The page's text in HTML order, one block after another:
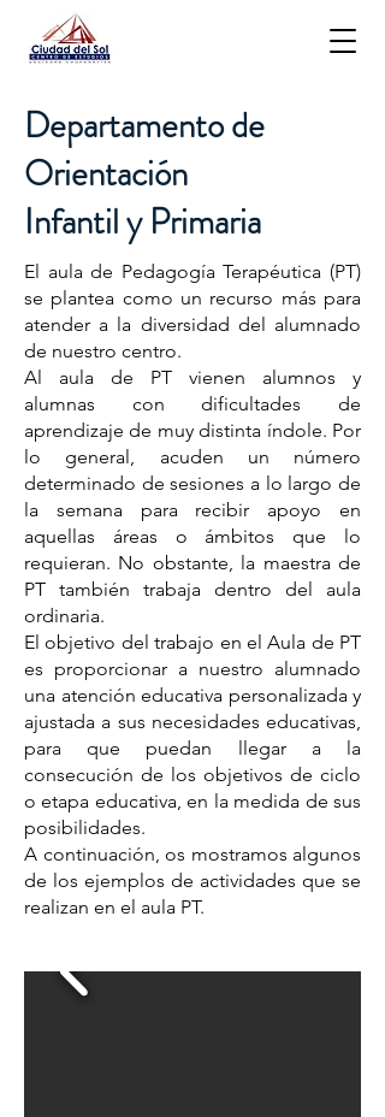
Departamento de
Orientación
Infantil y Primaria
El aula de Pedagogía Terapéutica (PT)
se plantea como un recurso más para
atender a la diversidad del alumnado
de nuestro centro.
Al aula de PT vienen alumnos y
alumnas con dificultades de
aprendizaje de muy distinta índole. Por
lo general, acuden un número
determinado de sesiones a lo largo de
la semana para recibir apoyo en
aquellas áreas o ámbitos que lo
requieran. No obstante, la maestra de
PT también trabaja dentro del aula
ordinaria.
El objetivo del trabajo en el Aula de PT
es proporcionar a nuestro alumnado
una atención educativa personalizada y
ajustada a sus necesidades educativas,
para que puedan llegar a la
consecución de los objetivos de ciclo
o etapa educativa, en la medida de sus
posibilidades.
A continuación, os mostramos algunos
de los ejemplos de actividades que se
realizan en el aula PT.